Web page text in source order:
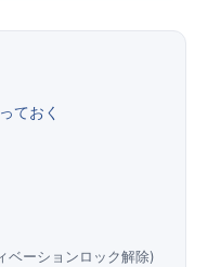
ておく
ベーションロック解除)